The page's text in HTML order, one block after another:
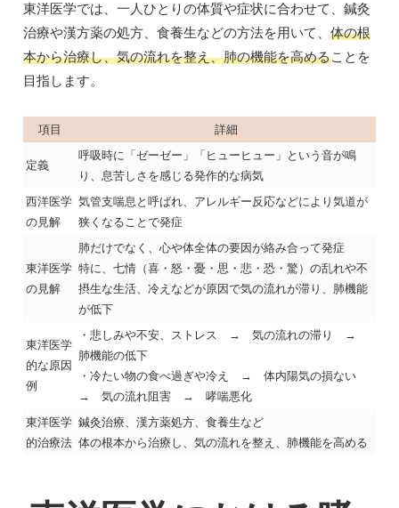
東洋医学では、一人ひとりの体質や症状に合わせて、鍼灸
治療や漢方薬の処方、食養生などの方法を用いて、 体の根
本から治療し、気の流れを整え、肺の機能を高めることを
目指します。
項目 詳細
定義
呼吸時に「ゼーゼー」「ヒューヒュー」という音が鳴
り、息苦しさを感じる発作的な病気
西洋医学
の見解
気管支喘息と呼ばれ、アレルギー反応などにより気道が
狭くなることで発症
東洋医学
の見解
肺だけでなく、心や体全体の要因が絡み合って発症
特に、七情（喜・怒・憂・思・悲・恐・驚）の乱れや不
摂生な生活、冷えなどが原因で気の流れが滞り、肺機能
が低下
東洋医学
的な原因
例
・悲しみや不安、ストレス → 気の流れの滞り →
肺機能の低下
・冷たい物の食べ過ぎや冷え → 体内陽気の損ない
→ 気の流れ阻害 → 哮喘悪化
東洋医学
的治療法
鍼灸治療、漢方薬処方、食養生など
体の根本から治療し、気の流れを整え、肺機能を高める